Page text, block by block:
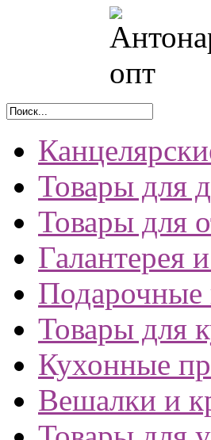
Товары для
Товары для
Галантерея
Подарочные
Товары для
Кухонные
Вешалки и